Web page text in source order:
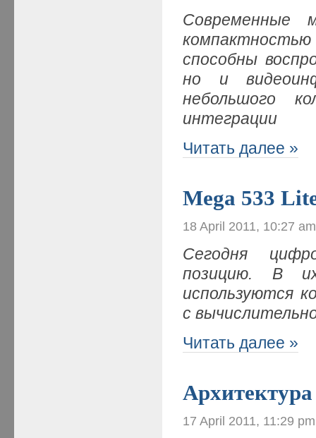
Современные
способны
но и
небольшого
интеграции
Читать далее »
Mega 533
18 April 2011, 10:27 am
Сегодня
позицию. В
используются
с
Читать далее »
17 April 2011, 11:29 pm